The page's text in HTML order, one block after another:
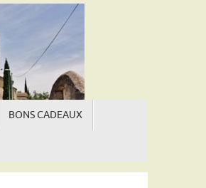
BONS CADEAUX